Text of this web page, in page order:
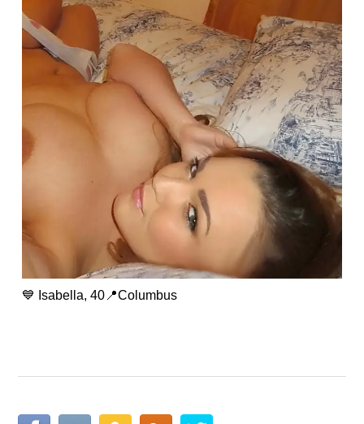
💙 Isabella, 40📍Columbus